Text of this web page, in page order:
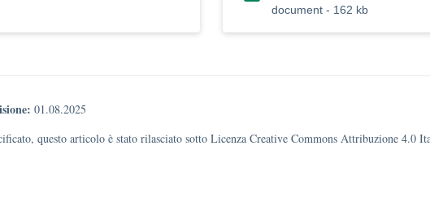
document - 162 kb
01.08.2025
questo articolo è stato rilasciato sotto Licenza Creative Commons Attribuzione 4.0